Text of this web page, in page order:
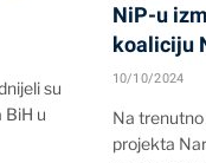
su
BiH u
NiP-u
koaliciju
10/10/2024
Na
projekta